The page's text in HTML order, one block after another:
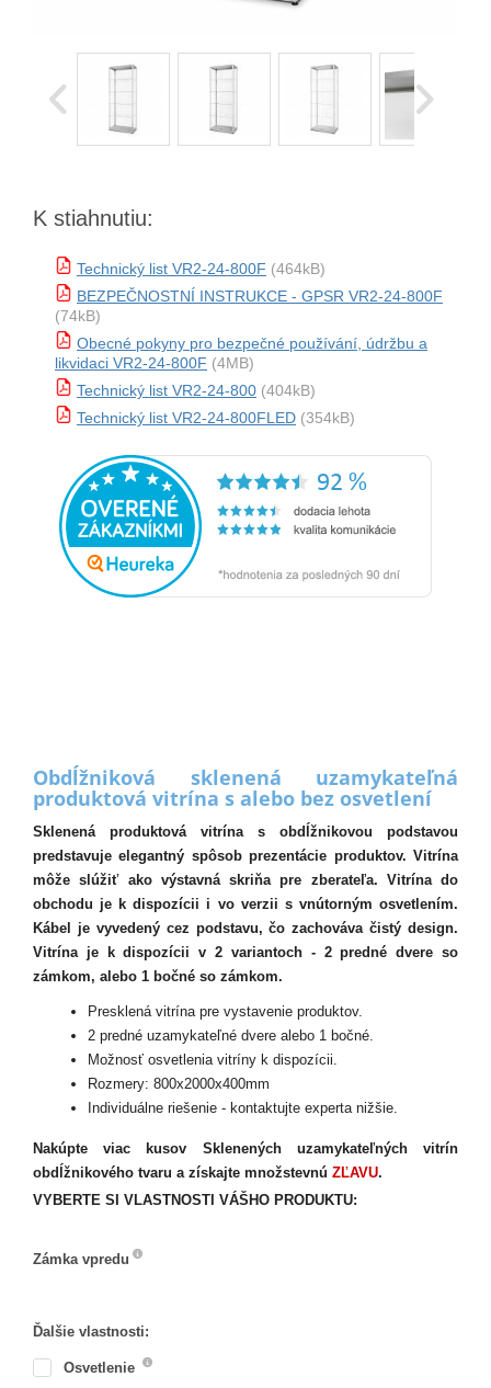
K stiahnutiu:
Technický list VR2-24-800F (464kB)
BEZPEČNOSTNÍ INSTRUKCE - GPSR VR2-24-800F
(74kB)
Obecné pokyny pro bezpečné používání, údržbu a
likvidaci VR2-24-800F (4MB)
Technický list VR2-24-800 (404kB)
Technický list VR2-24-800FLED (354kB)
Obdĺžniková sklenená uzamykateľná
produktová vitrína s alebo bez osvetlení
Sklenená produktová vitrína s obdĺžnikovou podstavou
predstavuje elegantný spôsob prezentácie produktov. Vitrína
môže slúžiť ako výstavná skriňa pre zberateľa. Vitrína do
obchodu je k dispozícii i vo verzii s vnútorným osvetlením.
Kábel je vyvedený cez podstavu, čo zachováva čistý design.
Vitrína je k dispozícii v 2 variantoch - 2 predné dvere so
zámkom, alebo 1 bočné so zámkom.
Presklená vitrína pre vystavenie produktov.
2 predné uzamykateľné dvere alebo 1 bočné.
Možnosť osvetlenia vitríny k dispozícii.
Rozmery: 800x2000x400mm
Individuálne riešenie - kontaktujte experta nižšie.
Nakúpte viac kusov Sklenených uzamykateľných vitrín
obdĺžnikového tvaru a získajte množstevnú ZĽAVU.
VYBERTE SI VLASTNOSTI VÁŠHO PRODUKTU:
Zámka vpredu
vpredu
Ďalšie vlastnosti:
Osvetlenie